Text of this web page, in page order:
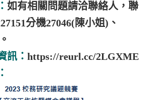
如有相關問題請洽聯絡人，聯
分機27046(陳小姐)、
訊： https://reurl.cc/2LGXME